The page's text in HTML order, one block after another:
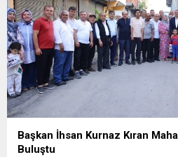
Başkan İhsan Kurnaz Kıran
Buluştu